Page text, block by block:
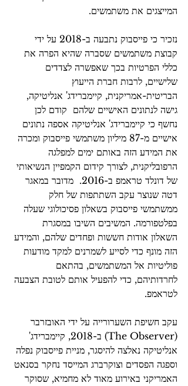
המייצגים את משתמשים.
נזכיר כי פייסבוק נתבעה ב-2018 על ידי
קבוצת משתמשים שסברה שהיא הפרה את
כללי הפרטיות בכך שאפשרה לצדדים
שלישיים, לרבות חברת הייעוץ
הבריטית-אמריקנית, קיימברידג' אנליטיקה,
גישה לנתונים האישיים שלהם  קודם לכן
נחשף כי קיימברידג' אנליטיקה אספה נתונים
אישיים מ-87 מיליון משתמשי פייסבוק ומכרה
את המידע הזה באותם ימים למפלגה
הרפובליקנית, לצורך קידום הקמפיין הנשיאותי
של דונלד טראמפ ב-2016.  מדובר במאגר
דטה שנוצר עקב השתתפות של חלק
ממשתמשי פייסבוק בשאלון פסיכולוגי שעלה
בפלטפורמה. המשיבים השיבו במסגרת
השאלון אודות חששות ופחדים שלהם, והמידע
הזה מונף כדי לסייע לשמרנים למקד מודעות
פוליטיות אל המשתמשים, בהתאם
לחרדותיהם, כדי להפעיל אותם לטובת הצבעה
לטראמפ.
עקב חשיפת השערורייה על ידי האובזרבר
(The Observer) ב-2018, קיימברידג'
אנליטיקה נאלצה להיסגר, מניית פייסבוק נפלה
וספגה הפסדים וצוקרברג המייסד נחקר בסנאט
האמריקני באירוע מאוד לא מחמיא, שסוקר